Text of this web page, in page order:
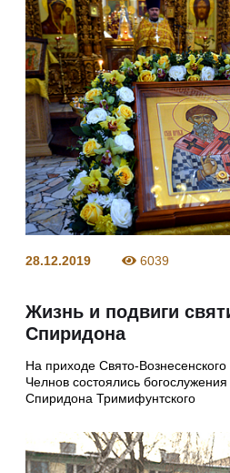
28.12.2019 6039
Жизнь и подвиги
Спиридона
На приходе Свято-
Челнов состоялись богослужения
Спиридона Тримифунтского